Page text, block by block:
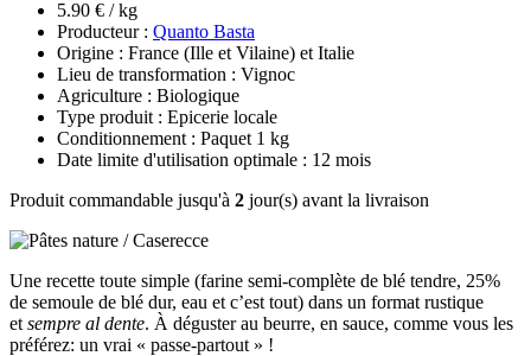
5.90 € / kg
Producteur : Quanto Basta
Origine : France (Ille et Vilaine) et Italie
Lieu de transformation : Vignoc
Agriculture : Biologique
Type produit : Epicerie locale
Conditionnement : Paquet 1 kg
Date limite d'utilisation optimale : 12 mois
Produit commandable jusqu'à 2 jour(s) avant la livraison
Une recette toute simple (farine semi-complète de blé tendre, 25%
de semoule de blé dur, eau et c’est tout) dans un format rustique
et sempre al dente. À déguster au beurre, en sauce, comme vous les
préférez: un vrai « passe-partout » !